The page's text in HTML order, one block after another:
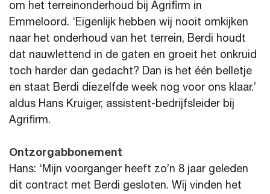
om het terreinonderhoud bij Agrifirm in
Emmeloord. ‘Eigenlijk hebben wij nooit omkijken
naar het onderhoud van het terrein, Berdi houdt
dat nauwlettend in de gaten en groeit het onkruid
toch harder dan gedacht? Dan is het één belletje
en staat Berdi diezelfde week nog voor ons klaar.’
aldus Hans Kruiger, assistent-bedrijfsleider bij
Agrifirm.
Ontzorgabbonement
Hans: ‘Mijn voorganger heeft zo’n 8 jaar geleden
dit contract met Berdi gesloten. Wij vinden het